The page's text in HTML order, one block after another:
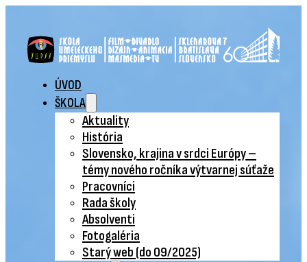
ÚVOD
ŠKOLA
Aktuality
História
Slovensko, krajina v srdci Európy –
témy nového ročníka výtvarnej súťaže
Pracovníci
Rada školy
Absolventi
Fotogaléria
Starý web (do 09/2025)